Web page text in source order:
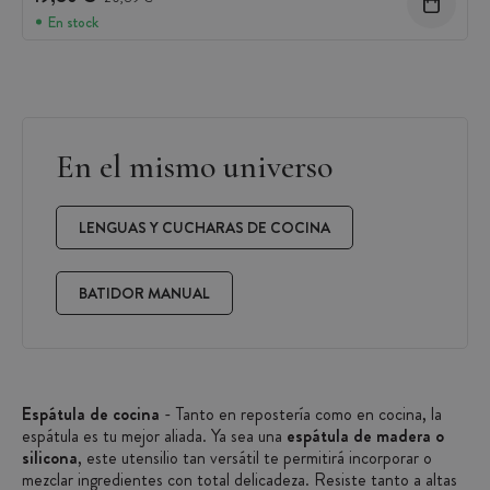
En stock
En el mismo universo
LENGUAS Y CUCHARAS DE COCINA
BATIDOR MANUAL
Espátula de cocina - Tanto en repostería como en cocina, la
espátula es tu mejor aliada. Ya sea una espátula de madera o
silicona, este utensilio tan versátil te permitirá incorporar o
mezclar ingredientes con total delicadeza. Resiste tanto a altas